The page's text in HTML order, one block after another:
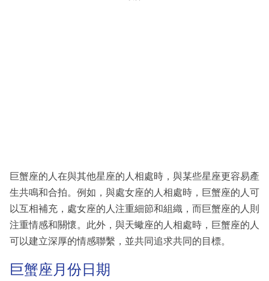
巨蟹座的人在與其他星座的人相處時，與某些星座更容易產
生共鳴和合拍。例如，與處女座的人相處時，巨蟹座的人可
以互相補充，處女座的人注重細節和組織，而巨蟹座的人則
注重情感和關懷。此外，與天蠍座的人相處時，巨蟹座的人
可以建立深厚的情感聯繫，並共同追求共同的目標。
巨蟹座月份日期